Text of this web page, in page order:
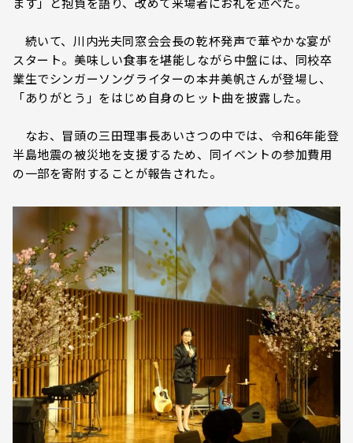
続いて、川内光夫同窓会会長の乾杯発声で華やかな宴が
スタート。美味しい食事を堪能しながら中盤には、同校卒
業生でシンガーソングライターの本井美帆さんが登場し、
「ありがとう」をはじめ自身のヒット曲を披露した。
なお、冒頭の三田理事長あいさつの中では、令和6年能登
半島地震の被災地を支援するため、同イベントの参加費用
の一部を寄附することが報告された。